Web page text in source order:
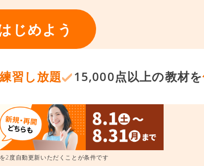
じめよう
練習し放題 15,000点以上の教材を
2度自動更新いただくことが条件です